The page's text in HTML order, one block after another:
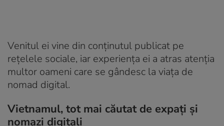
Venitul ei vine din conținutul publicat pe
rețelele sociale, iar experiența ei a atras atenția
multor oameni care se gândesc la viața de
nomad digital.
Vietnamul, tot mai căutat de expați și
nomazi digitali